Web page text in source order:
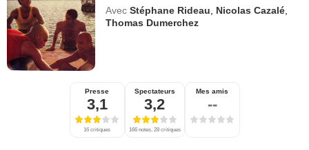
Avec Stéphane Rideau Nicolas Cazalé
Thomas Dumerchez
Presse
3,1
16 critiques
Spectateurs
3,2
166 notes, 28 critiques
Mes amis
--